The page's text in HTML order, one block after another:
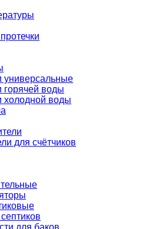
универсальные
горячей воды
холодной воды
для счётчиков